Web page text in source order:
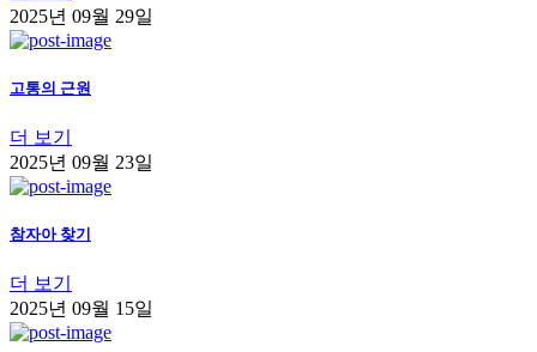
2025년 09월 29일
고통의 근원
더 보기
2025년 09월 23일
참자아 찾기
더 보기
2025년 09월 15일